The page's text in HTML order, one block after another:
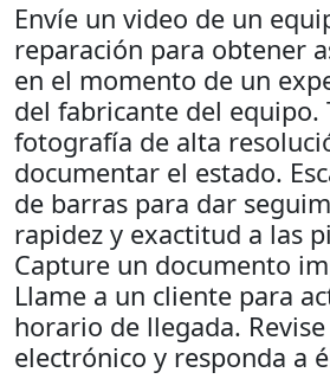
Envíe un video de un
reparación para obtener
en el momento de un
del fabricante del equipo.
fotografía de alta
documentar el estado.
de barras para dar
rapidez y exactitud a las
Capture un documento
Llame a un cliente para
horario de llegada.
electrónico y responda a